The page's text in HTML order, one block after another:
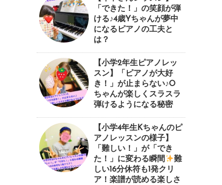
「できた！」の笑顔が弾
ける♪4歳Yちゃんが夢中
になるピアノの工夫と
は？
【小学2年生ピアノレッ
スン】「ピアノが大好
き！」が止まらない♪O
ちゃんが楽しくスラスラ
弾けるようになる秘密
【小学4年生Kちゃんのピ
アノレッスンの様子】
「難しい！」が「でき
た！」に変わる瞬間
⁠難
しい16分休符も1発クリ
ア！楽譜が読める楽しさ